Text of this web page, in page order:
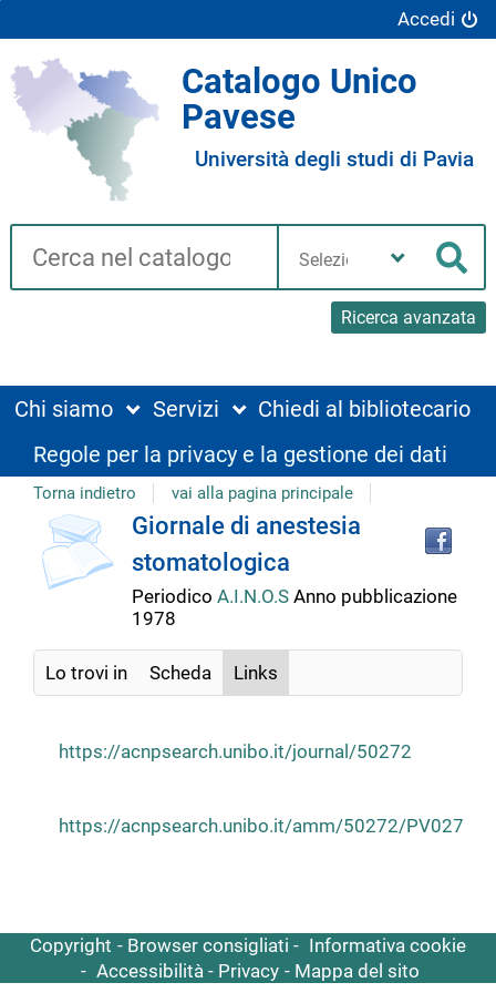
Accedi
Catalogo Unico
Pavese
Università degli studi di Pavia
Cerca su "Catalogo"
Ricerca avanzata
biblioteca
Chi siamo Servizi
Chiedi al bibliotecario
Regole per la privacy e la gestione dei dati
Torna indietro vai alla pagina principale
Dettaglio
del
documento
copertina
Giornale di anestesia
stomatologica
Periodico A.I.N.O.S Anno pubblicazione
1978
Lo trovi in Scheda Links
https://acnpsearch.unibo.it/journal/50272
https://acnpsearch.unibo.it/amm/50272/PV027
Copyright Browser consigliati
Informativa cookie
Accessibilità
Privacy Mappa del sito